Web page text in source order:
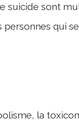
suicide sont
personnes qui
la